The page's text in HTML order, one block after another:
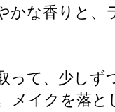
かな香りと
って、少しず
メイクを落と